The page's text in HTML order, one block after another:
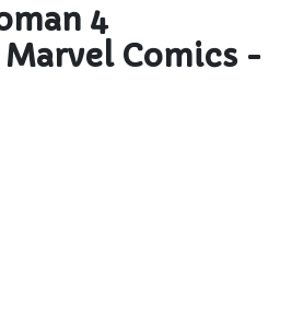
4
Comics -